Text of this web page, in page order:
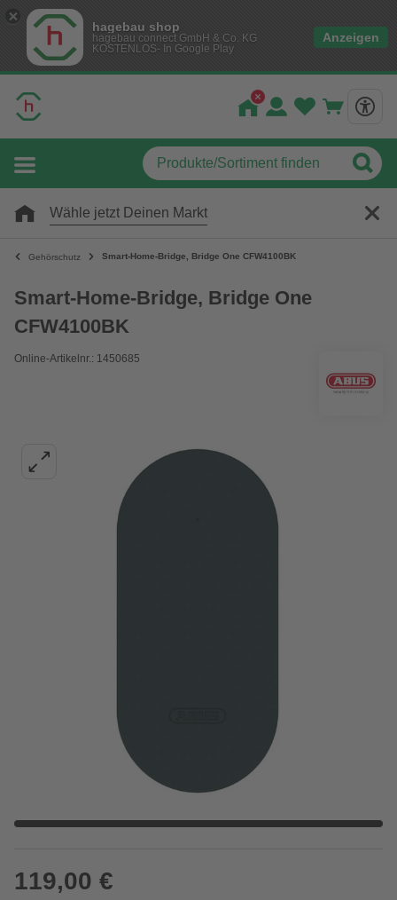
hagebau shop
hagebau connect GmbH & Co. KG
KOSTENLOS- In Google Play
Anzeigen
Wähle jetzt Deinen Markt
Gehörschutz Smart-Home-Bridge, Bridge One CFW4100BK
Smart-Home-Bridge, Bridge One
CFW4100BK
Online-Artikelnr.: 1450685
119,00 €